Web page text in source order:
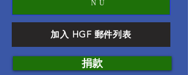
NU
加入 HGF 郵件列表
捐款